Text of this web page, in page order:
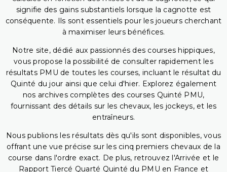
signifie des gains substantiels lorsque la cagnotte est
conséquente. Ils sont essentiels pour les joueurs cherchant
à maximiser leurs bénéfices.
Notre site, dédié aux passionnés des courses hippiques,
vous propose la possibilité de consulter rapidement les
résultats PMU de toutes les courses, incluant le résultat du
Quinté du jour ainsi que celui d'hier. Explorez également
nos archives complètes des courses Quinté PMU,
fournissant des détails sur les chevaux, les jockeys, et les
entraîneurs.
Nous publions les résultats dès qu'ils sont disponibles, vous
offrant une vue précise sur les cinq premiers chevaux de la
course dans l'ordre exact. De plus, retrouvez l'Arrivée et le
Rapport Tiercé Quarté Quinté du PMU en France et